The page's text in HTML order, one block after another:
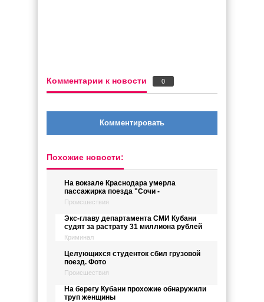
Комментарии к новости 0
Комментировать
Похожие новости:
На вокзале Краснодара умерла
пассажирка поезда "Сочи -
Происшествия
Экс-главу департамента СМИ Кубани
судят за растрату 31 миллиона рублей
Криминал
Целующихся студенток сбил грузовой
поезд. Фото
Происшествия
На берегу Кубани прохожие обнаружили
труп женщины